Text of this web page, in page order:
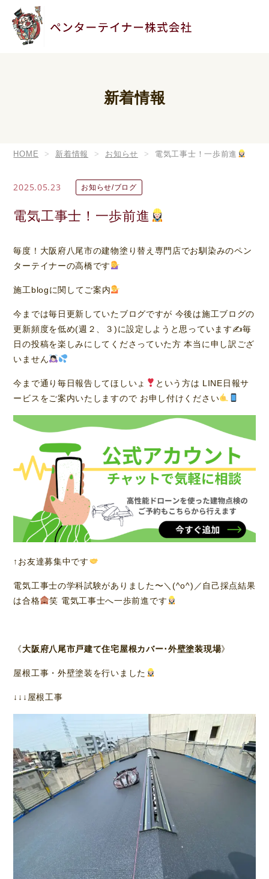
新着情報
HOME 新着情報 お知らせ 電気工事士！一歩前進
2025.05.23 お知らせ/ブログ
電気工事士！一歩前進
毎度！大阪府八尾市の建物塗り替え専門店でお馴染みのペン
ターテイナーの高橋です
施工blogに関してご案内
今までは毎日更新していたブログですが 今後は施工ブログの
更新頻度を低め(週２、３)に設定しようと思っています✍毎
日の投稿を楽しみにしてくださっていた方 本当に申し訳ござ
いません
今まで通り毎日報告してほしいょ
という方は LINE日報サ
ービスをご案内いたしますので お申し付けください
↑お友達募集中です
電気工事士の学科試験がありました〜＼(^o^)／自己採点結果
は合格
笑 電気工事士へ一歩前進です
《大阪府八尾市戸建て住宅屋根カバー･外壁塗装現場》
屋根工事・外壁塗装を行いました
↓↓↓屋根工事